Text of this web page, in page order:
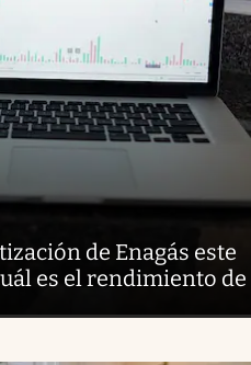
de Enagás este
es el rendimiento de